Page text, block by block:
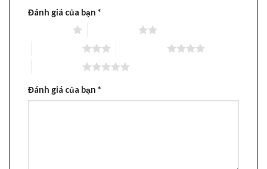
Đánh giá của bạn *
Đánh giá của bạn *